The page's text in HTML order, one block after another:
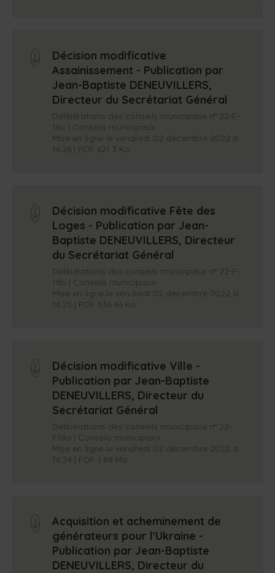
arrow_down
Décision modificative
Assainissement - Publication par
Jean-Baptiste DENEUVILLERS,
Directeur du Secrétariat Général
Délibérations des conseils municipaux n° 22-F-
18c | Conseils municipaux
Mise en ligne le vendredi 02 décembre 2022 à
16:26 | PDF 621.3 Ko
arrow_down
Décision modificative Fête des
Loges - Publication par Jean-
Baptiste DENEUVILLERS, Directeur
du Secrétariat Général
Délibérations des conseils municipaux n° 22-F-
18b | Conseils municipaux
Mise en ligne le vendredi 02 décembre 2022 à
16:25 | PDF 536.46 Ko
arrow_down
Décision modificative Ville -
Publication par Jean-Baptiste
DENEUVILLERS, Directeur du
Secrétariat Général
Délibérations des conseils municipaux n° 22-
F18a | Conseils municipaux
Mise en ligne le vendredi 02 décembre 2022 à
16:24 | PDF 1.88 Mo
arrow_down
Acquisition et acheminement de
générateurs pour l'Ukraine -
Publication par Jean-Baptiste
DENEUVILLERS, Directeur du